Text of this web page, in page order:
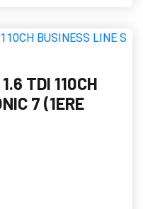
TDI 110CH
7 (1ERE